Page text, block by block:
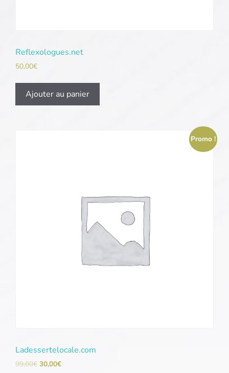
Reflexologues.net
50,00€
Ajouter au panier
Promo !
Ladessertelocale.com
99,00€ 30,00€